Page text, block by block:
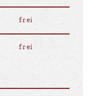
frei
frei